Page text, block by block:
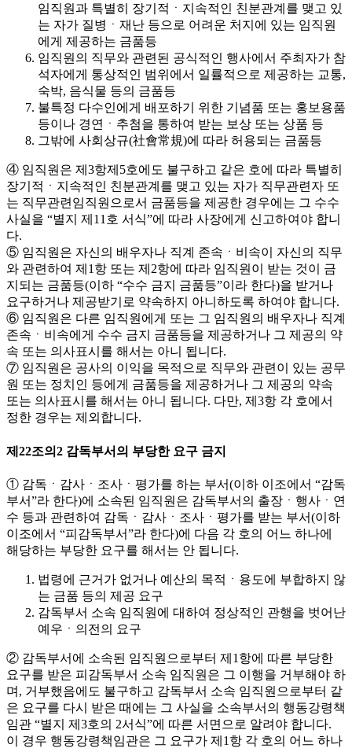
임직원과 특별히 장기적ㆍ지속적인 친분관계를 맺고 있
는 자가 질병ㆍ재난 등으로 어려운 처지에 있는 임직원
에게 제공하는 금품등
임직원의 직무와 관련된 공식적인 행사에서 주최자가 참
석자에게 통상적인 범위에서 일률적으로 제공하는 교통,
숙박, 음식물 등의 금품등
불특정 다수인에게 배포하기 위한 기념품 또는 홍보용품
등이나 경연ㆍ추첨을 통하여 받는 보상 또는 상품 등
그밖에 사회상규(社會常規)에 따라 허용되는 금품등
④ 임직원은 제3항제5호에도 불구하고 같은 호에 따라 특별히
장기적ㆍ지속적인 친분관계를 맺고 있는 자가 직무관련자 또
는 직무관련임직원으로서 금품등을 제공한 경우에는 그 수수
사실을 “별지 제11호 서식”에 따라 사장에게 신고하여야 합니
다.
⑤ 임직원은 자신의 배우자나 직계 존속ㆍ비속이 자신의 직무
와 관련하여 제1항 또는 제2항에 따라 임직원이 받는 것이 금
지되는 금품등(이하 “수수 금지 금품등”이라 한다)을 받거나
요구하거나 제공받기로 약속하지 아니하도록 하여야 합니다.
⑥ 임직원은 다른 임직원에게 또는 그 임직원의 배우자나 직계
존속ㆍ비속에게 수수 금지 금품등을 제공하거나 그 제공의 약
속 또는 의사표시를 해서는 아니 됩니다.
⑦ 임직원은 공사의 이익을 목적으로 직무와 관련이 있는 공무
원 또는 정치인 등에게 금품등을 제공하거나 그 제공의 약속
또는 의사표시를 해서는 아니 됩니다. 다만, 제3항 각 호에서
정한 경우는 제외합니다.
제22조의2 감독부서의 부당한 요구 금지
① 감독ㆍ감사ㆍ조사ㆍ평가를 하는 부서(이하 이조에서 “감독
부서”라 한다)에 소속된 임직원은 감독부서의 출장ㆍ행사ㆍ연
수 등과 관련하여 감독ㆍ감사ㆍ조사ㆍ평가를 받는 부서(이하
이조에서 “피감독부서”라 한다)에 다음 각 호의 어느 하나에
해당하는 부당한 요구를 해서는 안 됩니다.
법령에 근거가 없거나 예산의 목적ㆍ용도에 부합하지 않
는 금품 등의 제공 요구
감독부서 소속 임직원에 대하여 정상적인 관행을 벗어난
예우ㆍ의전의 요구
② 감독부서에 소속된 임직원으로부터 제1항에 따른 부당한
요구를 받은 피감독부서 소속 임직원은 그 이행을 거부해야 하
며, 거부했음에도 불구하고 감독부서 소속 임직원으로부터 같
은 요구를 다시 받은 때에는 그 사실을 소속부서의 행동강령책
임관 “별지 제3호의 2서식”에 따른 서면으로 알려야 합니다.
이 경우 행동강령책임관은 그 요구가 제1항 각 호의 어느 하나